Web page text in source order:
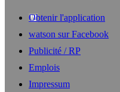
Obtenir l'application
watson sur Facebook
Publicité / RP
Emplois
Impressum